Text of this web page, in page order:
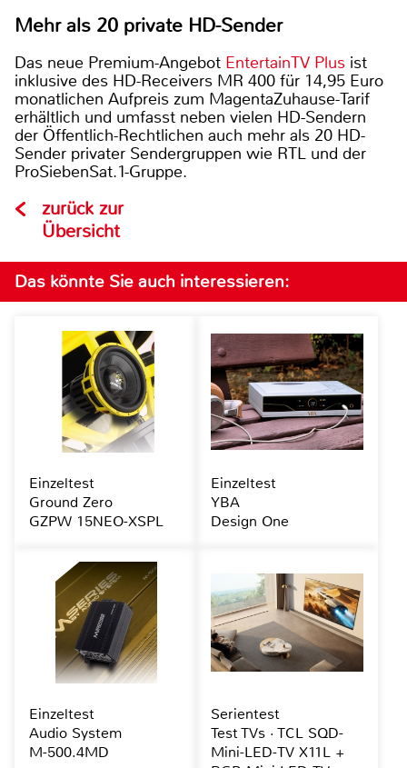
Mehr als 20 private HD-Sender
Das neue Premium-Angebot EntertainTV Plus ist
inklusive des HD-Receivers MR 400 für 14,95 Euro
monatlichen Aufpreis zum MagentaZuhause-Tarif
erhältlich und umfasst neben vielen HD-Sendern
der Öffentlich-Rechtlichen auch mehr als 20 HD-
Sender privater Sendergruppen wie RTL und der
ProSiebenSat.1-Gruppe.
zurück zur
Übersicht
Das könnte Sie auch interessieren:
Einzeltest
Ground Zero
GZPW 15NEO-XSPL
Einzeltest
YBA
Design One
Einzeltest
Audio System
M-500.4MD
Serientest
Test TVs · TCL SQD-
Mini-LED-TV X11L +